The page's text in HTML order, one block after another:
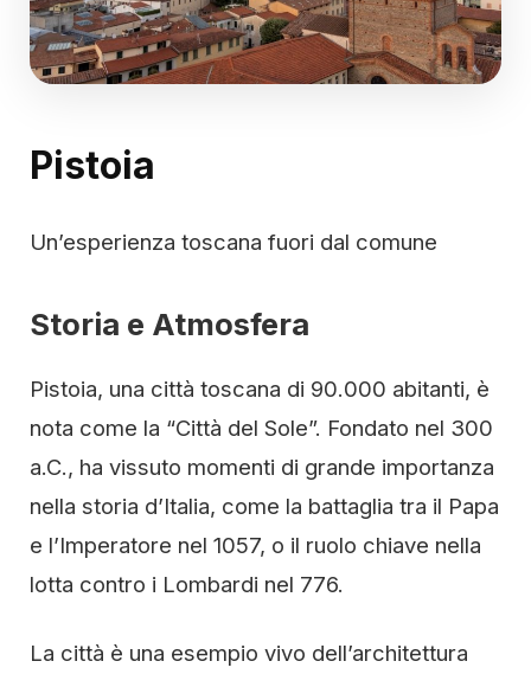
Pistoia
Un’esperienza toscana fuori dal comune
Storia e Atmosfera
Pistoia, una città toscana di 90.000 abitanti, è
nota come la “Città del Sole”. Fondato nel 300
a.C., ha vissuto momenti di grande importanza
nella storia d’Italia, come la battaglia tra il Papa
e l’Imperatore nel 1057, o il ruolo chiave nella
lotta contro i Lombardi nel 776.
La città è una esempio vivo dell’architettura